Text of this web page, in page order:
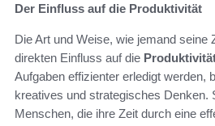
Der Einfluss auf die Produktivität
Die Art und Weise, wie jemand seine
direkten Einfluss auf die
Aufgaben effizienter erledigt werden,
kreatives und strategisches Denken.
Menschen, die ihre Zeit durch eine